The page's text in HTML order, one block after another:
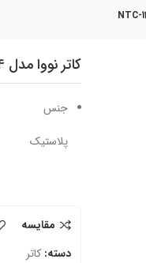
کاتر نووا مدل NTC-1304
جنس
پلاستیک
مقایسه
دسته: کاتر